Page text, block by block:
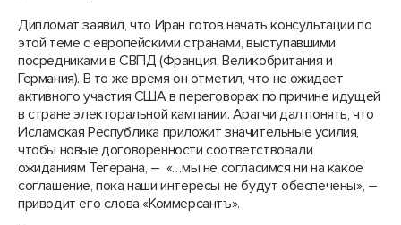
Дипломат заявил, что Иран готов начать консультации по
этой теме с европейскими странами, выступавшими
посредниками в СВПД (Франция, Великобритания и
Германия). В то же время он отметил, что не ожидает
активного участия США в переговорах по причине идущей
в стране электоральной кампании. Арагчи дал понять, что
Исламская Республика приложит значительные усилия,
чтобы новые договоренности соответствовали
ожиданиям Тегерана, – «…мы не согласимся ни на какое
соглашение, пока наши интересы не будут обеспечены», –
приводит его слова «Коммерсантъ».